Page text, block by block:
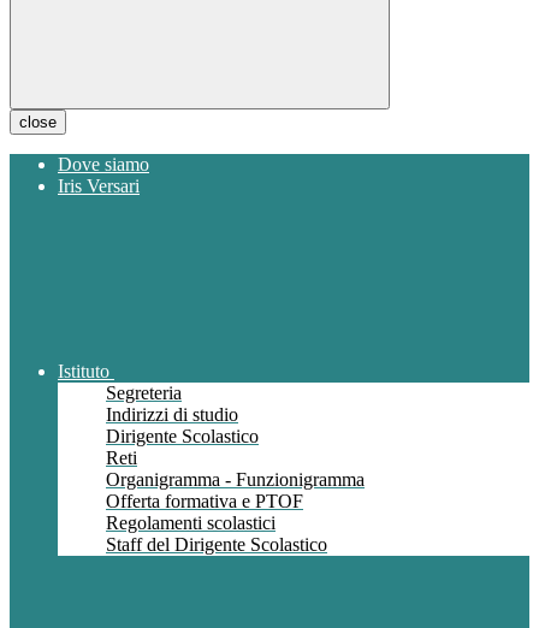
close
Dove siamo
Iris Versari
Istituto
Segreteria
Indirizzi di studio
Dirigente Scolastico
Reti
Organigramma - Funzionigramma
Offerta formativa e PTOF
Regolamenti scolastici
Staff del Dirigente Scolastico